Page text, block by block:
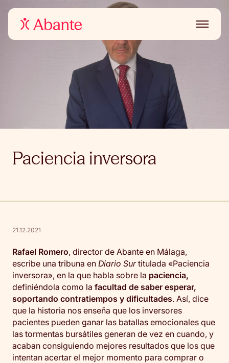
Paciencia inversora
21.12.2021
Rafael Romero, director de Abante en Málaga,
escribe una tribuna en Diario Surtitulada «Paciencia
inversora», en la que habla sobre la paciencia,
definiéndola como la facultad de saber esperar,
soportando contratiempos y dificultades. Así, dice
que la historia nos enseña que los inversores
pacientes pueden ganar las batallas emocionales que
las tormentas bursátiles generan de vez en cuando, y
acaban consiguiendo mejores resultados que los que
intentan acertar el mejor momento para comprar o